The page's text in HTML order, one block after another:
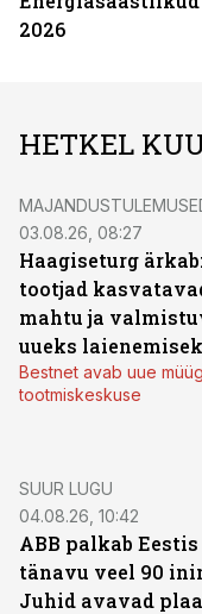
2026
HETKEL
03.08.26, 08:27
Haagiseturg ärkab:
tootjad
mahtu ja
uueks
Bestnet avab uue
tootmiskeskuse
SUUR LUGU
04.08.26, 10:42
ABB palkab Eestis
tänavu veel 90
Juhid avavad